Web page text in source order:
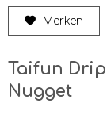
Taifun Drip
Nugget
Merken